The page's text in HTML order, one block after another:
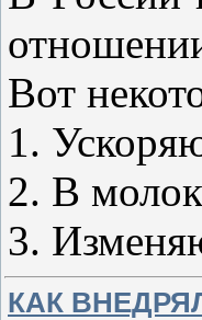
Вот
1.
2. В
3.
КАК